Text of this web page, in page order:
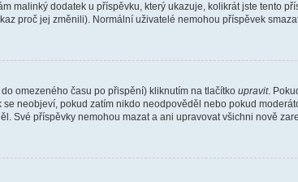
malinký dodatek u příspěvku, který ukazuje, kolikrát jste tento
proč jej změnili). Normální uživatelé nemohou příspěvek
omezeného času po přispění) kliknutím na tlačítko upravit.
neobjeví, pokud zatím nikdo neodpověděl nebo pokud
Své příspěvky nemohou mazat a ani upravovat všichni nově